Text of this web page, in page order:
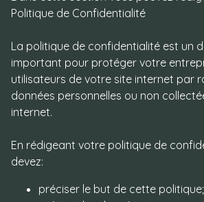
préciser le but de cette politique;